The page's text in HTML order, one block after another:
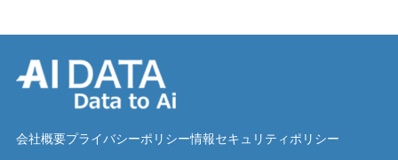
会社概要プライバシーポリシー情報セキュリティポリシー